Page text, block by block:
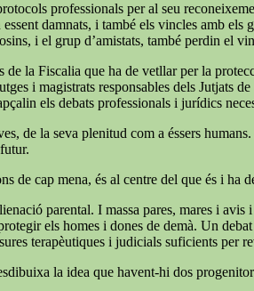
professionals per al seu
damnats, i també els vincles amb
i el grup d’amistats, també perdin el
de la Fiscalia que ha de vetllar per la
i magistrats responsables dels Jutjats
els debats professionals i jurídics
de la seva plenitud com a éssers
de cap mena, és al centre del que és i
parental. I massa pares, mares i
els homes i dones de demà. Un
terapèutiques i judicials suficients per
la idea que havent-hi dos